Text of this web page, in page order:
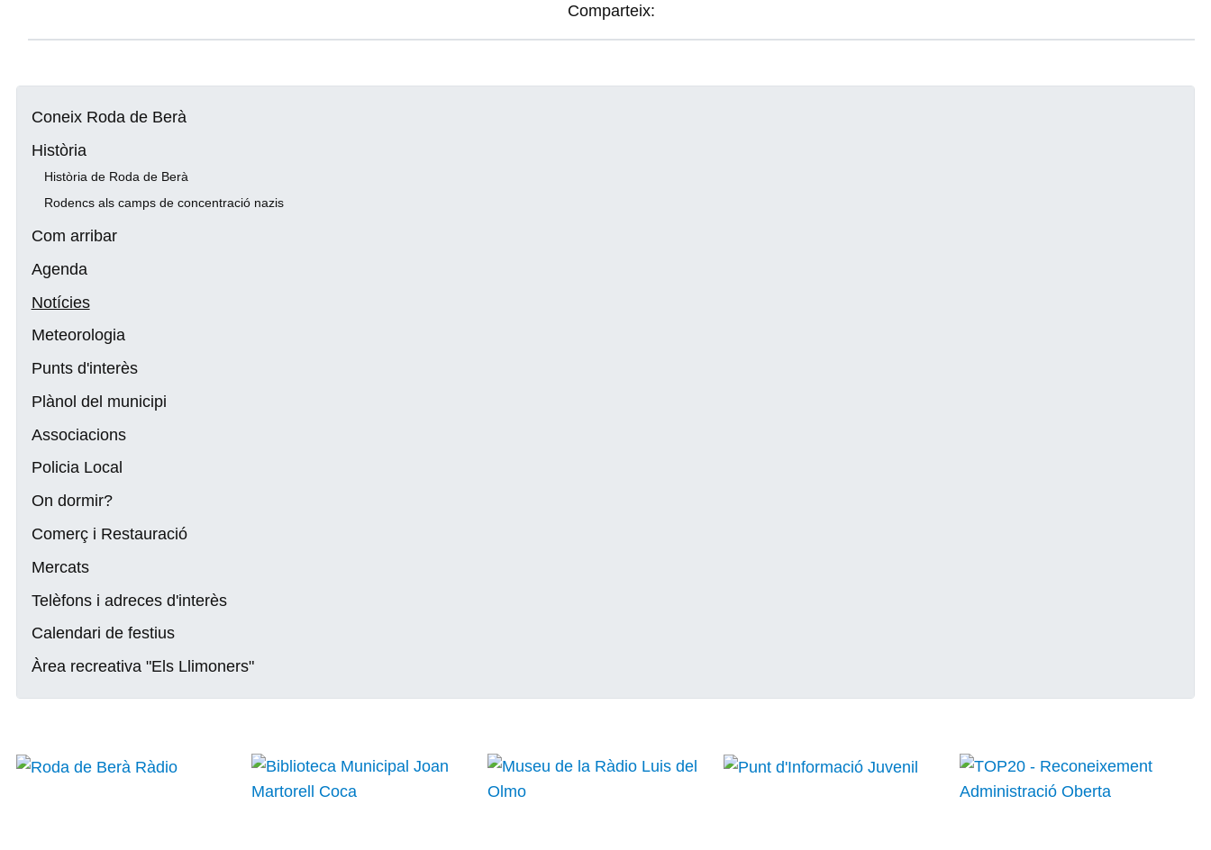
Coneix Roda de Berà
Història
Història de Roda de Berà
Rodencs als camps de concentració nazis
Com arribar
Agenda
Notícies
Meteorologia
Punts d'interès
Plànol del municipi
Associacions
Policia Local
On dormir?
Comerç i Restauració
Mercats
Telèfons i adreces d'interès
Calendari de festius
Àrea recreativa "Els Llimoners"
Comparteix: